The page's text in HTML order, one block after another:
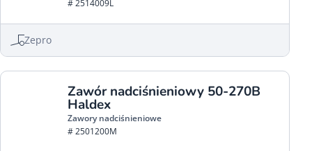
# 2514009L
Zepro
Zawór nadciśnieniowy 50-270B
Haldex
Zawory nadciśnieniowe
# 2501200M